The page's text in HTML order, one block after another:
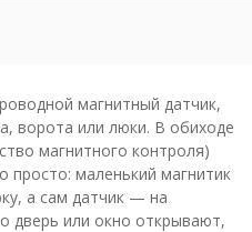
магнитный датчик,
ворота или люки. В обиходе
магнитного контроля)
просто: маленький магнитик
а сам датчик — на
дверь или окно открывают,